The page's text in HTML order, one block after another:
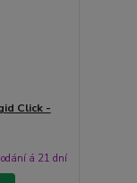
Click -
á 21 dní